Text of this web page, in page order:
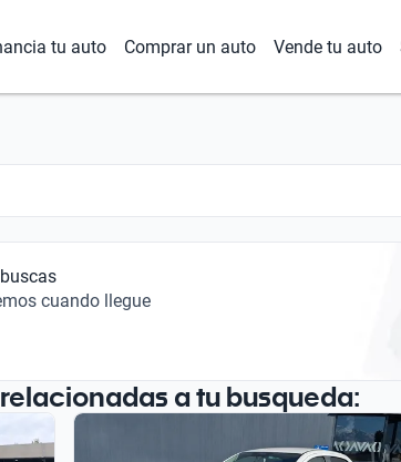
tu auto Comprar un auto Vende tu auto
cuando llegue
a tu busqueda: